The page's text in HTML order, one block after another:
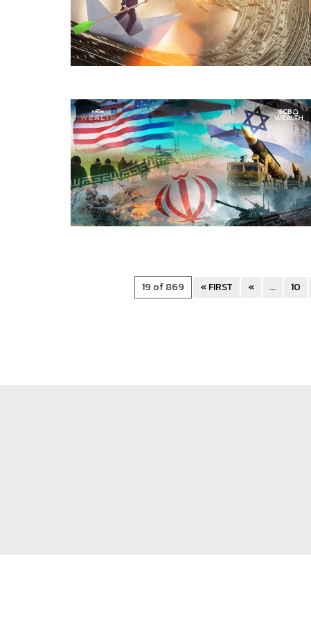
19 of 869 « FIRST « ... 10